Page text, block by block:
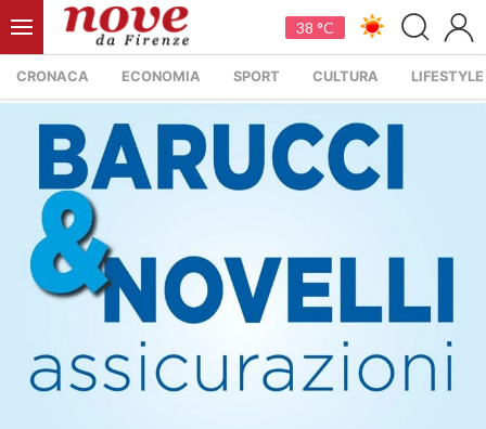
38 °C
CRONACA ECONOMIA SPORT CULTURA LIFESTYLE